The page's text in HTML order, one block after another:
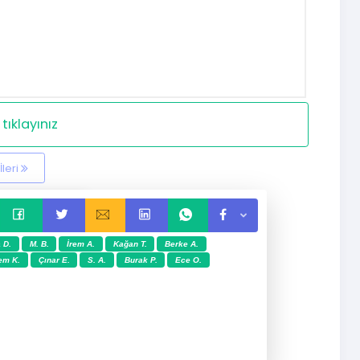
İleri
D. M. B. İrem A. Kağan T.
Berke A.
K. Çınar E. S. A. Burak P. Ece O.